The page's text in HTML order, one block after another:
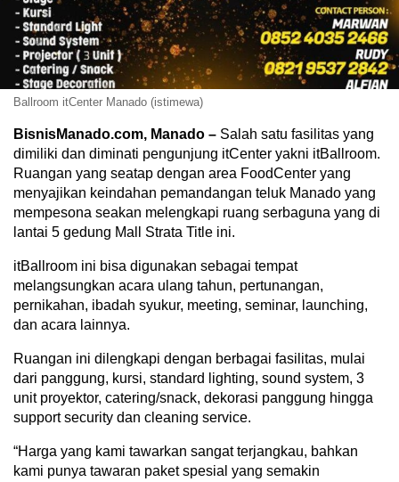
Ballroom itCenter Manado (istimewa)
BisnisManado.com, Manado – Salah satu fasilitas yang
dimiliki dan diminati pengunjung itCenter yakni itBallroom.
Ruangan yang seatap dengan area FoodCenter yang
menyajikan keindahan pemandangan teluk Manado yang
mempesona seakan melengkapi ruang serbaguna yang di
lantai 5 gedung Mall Strata Title ini.
itBallroom ini bisa digunakan sebagai tempat
melangsungkan acara ulang tahun, pertunangan,
pernikahan, ibadah syukur, meeting, seminar, launching,
dan acara lainnya.
Ruangan ini dilengkapi dengan berbagai fasilitas, mulai
dari panggung, kursi, standard lighting, sound system, 3
unit proyektor, catering/snack, dekorasi panggung hingga
support security dan cleaning service.
“Harga yang kami tawarkan sangat terjangkau, bahkan
kami punya tawaran paket spesial yang semakin